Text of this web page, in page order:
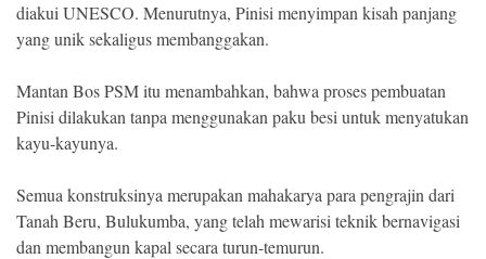
diakui UNESCO. Menurutnya, Pinisi menyimpan kisah panjang
yang unik sekaligus membanggakan.
Mantan Bos PSM itu menambahkan, bahwa proses pembuatan
Pinisi dilakukan tanpa menggunakan paku besi untuk menyatukan
kayu-kayunya.
Semua konstruksinya merupakan mahakarya para pengrajin dari
Tanah Beru, Bulukumba, yang telah mewarisi teknik bernavigasi
dan membangun kapal secara turun-temurun.